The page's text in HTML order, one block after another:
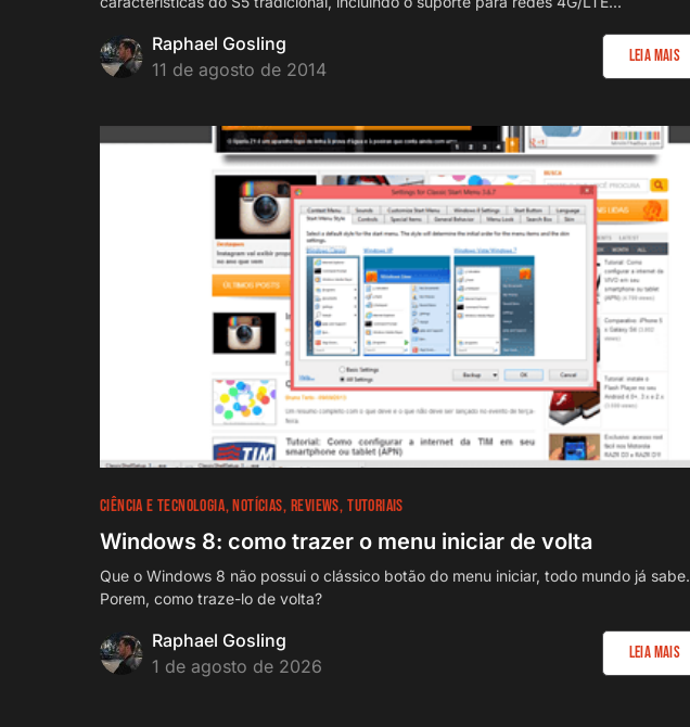
Raphael Gosling
11 de agosto de 2014
Leia Mais
CIÊNCIA E TECNOLOGIA NOTÍCIAS REVIEWS TUTORIAIS
Windows 8: como trazer o menu iniciar de volta
Que o Windows 8 não possui o clássico botão do menu iniciar, todo mundo já sabe.
Porem, como traze-lo de volta?
Raphael Gosling
1 de agosto de 2026
Leia Mais